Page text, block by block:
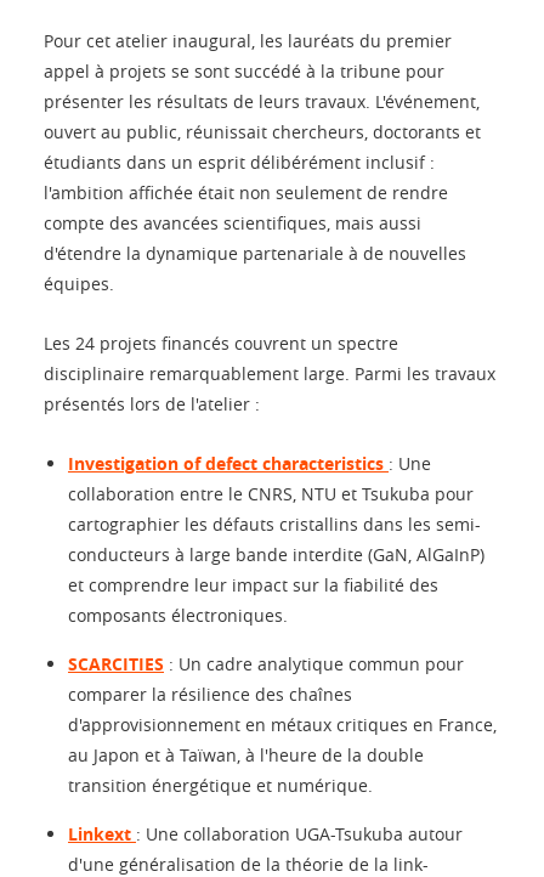
Pour cet atelier inaugural, les lauréats du premier
appel à projets se sont succédé à la tribune pour
présenter les résultats de leurs travaux. L'événement,
ouvert au public, réunissait chercheurs, doctorants et
étudiants dans un esprit délibérément inclusif :
l'ambition affichée était non seulement de rendre
compte des avancées scientifiques, mais aussi
d'étendre la dynamique partenariale à de nouvelles
équipes.
Les 24 projets financés couvrent un spectre
disciplinaire remarquablement large. Parmi les travaux
présentés lors de l'atelier :
Investigation of defect characteristics : Une
collaboration entre le CNRS, NTU et Tsukuba pour
cartographier les défauts cristallins dans les semi-
conducteurs à large bande interdite (GaN, AlGaInP)
et comprendre leur impact sur la fiabilité des
composants électroniques.
SCARCITIES : Un cadre analytique commun pour
comparer la résilience des chaînes
d'approvisionnement en métaux critiques en France,
au Japon et à Taïwan, à l'heure de la double
transition énergétique et numérique.
Linkext : Une collaboration UGA-Tsukuba autour
d'une généralisation de la théorie de la link-